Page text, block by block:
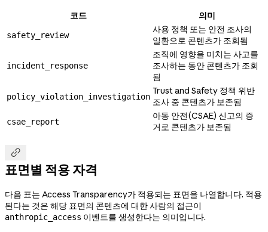
코드
의미
safety_review
사용 정책 또는 안전 조사의
일환으로 콘텐츠가 조회됨
incident_response
조직에 영향을 미치는 사고를
조사하는 동안 콘텐츠가 조회
됨
policy_violation_investigation
Trust and Safety 정책 위반
조사 중 콘텐츠가 보존됨
csae_report
아동 안전(CSAE) 신고의 증
거로 콘텐츠가 보존됨

표면별 적용 자격
다음 표는 Access Transparency가 적용되는 표면을 나열합니다. 적용
된다는 것은 해당 표면의 콘텐츠에 대한 사람의 접근이
anthropic_access 이벤트를 생성한다는 의미입니다.